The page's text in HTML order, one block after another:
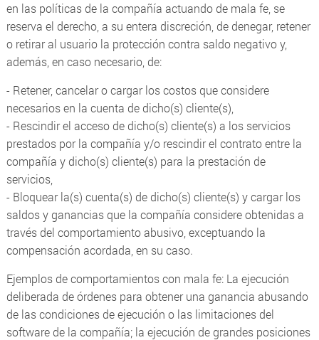
en las políticas de la compañía actuando de mala fe, se
reserva el derecho, a su entera discreción, de denegar, retener
o retirar al usuario la protección contra saldo negativo y,
además, en caso necesario, de:
- Retener, cancelar o cargar los costos que considere
necesarios en la cuenta de dicho(s) cliente(s),
- Rescindir el acceso de dicho(s) cliente(s) a los servicios
prestados por la compañía y/o rescindir el contrato entre la
compañía y dicho(s) cliente(s) para la prestación de
servicios,
- Bloquear la(s) cuenta(s) de dicho(s) cliente(s) y cargar los
saldos y ganancias que la compañía considere obtenidas a
través del comportamiento abusivo, exceptuando la
compensación acordada, en su caso.
Ejemplos de comportamientos con mala fe: La ejecución
deliberada de órdenes para obtener una ganancia abusando
de las condiciones de ejecución o las limitaciones del
software de la compañía; la ejecución de grandes posiciones